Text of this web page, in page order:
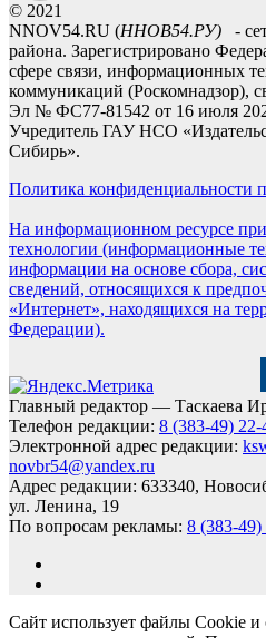
© 2021
NNOV54.RU (ННОВ54.РУ) -
района. Зарегистрировано
сфере связи, информационных
коммуникаций (Роскомнадзор),
Эл № ФС77-81542 от 16 июля
Учредитель ГАУ НСО
Сибирь».
Политика конфиденциальности
На информационном ресурсе
технологии (информационные
информации на основе сбора,
сведений, относящихся к
«Интернет», находящихся на
Федерации).
Главный редактор — Таскаева
Телефон редакции: 8 (383-49) 22-
Электронной адрес редакции:
novbr54@yandex.ru
Адрес редакции: 633340,
ул. Ленина, 19
По вопросам рекламы: 8 (383-49)
Сайт использует файлы Cookie и